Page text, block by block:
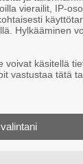
vierailit, IP-
Hylkääminen
voivat käsitellä
vastustaa tätä